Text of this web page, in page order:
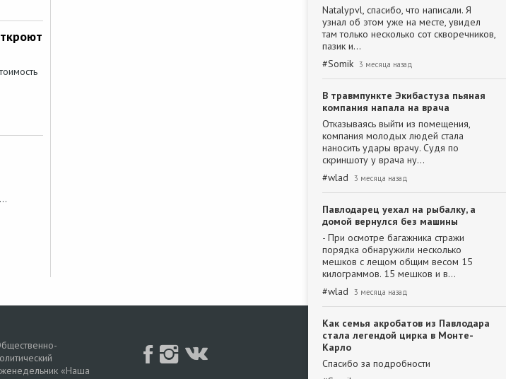
Natalypvl, спасибо, что написали. Я
узнал об этом уже на месте, увидел
там только несколько сот скворечников,
пазик и…
#Somik 3 месяца назад
В травмпункте Экибастуза пьяная
компания напала на врача
Отказываясь выйти из помещения,
компания молодых людей стала
наносить удары врачу. Судя по
скриншоту у врача ну…
#wlad 3 месяца назад
Павлодарец уехал на рыбалку, а
домой вернулся без машины
- При осмотре багажника стражи
порядка обнаружили несколько
мешков с лещом общим весом 15
килограммов. 15 мешков и в…
#wlad 3 месяца назад
Как семья акробатов из Павлодара
стала легендой цирка в Монте-
Карло
Спасибо за подробности
«Наша